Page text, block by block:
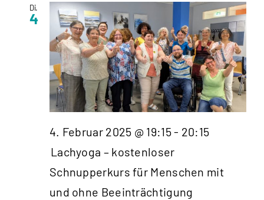
Di.
4
4. Februar 2025 @ 19:15- 20:15
Lachyoga – kostenloser
Schnupperkurs für Menschen mit
und ohne Beeinträchtigung